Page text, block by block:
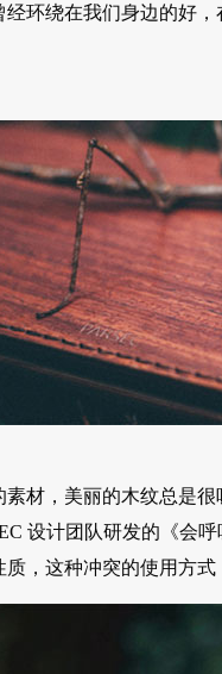
环绕在我们身边的好
材，美丽的木纹总是
设计团队研发的《会
，这种冲突的使用方式